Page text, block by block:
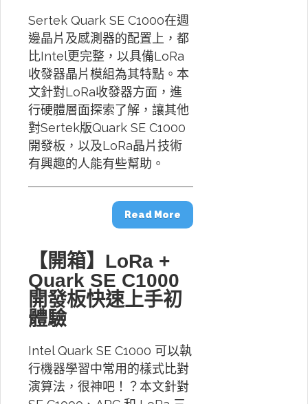
Sertek Quark SE C1000在週
邊晶片及感測器的配置上，都
比Intel更完整，以具備LoRa
收發器晶片模組為其特點。本
文針對LoRa收發器方面，進
行硬體層面探索了解，讓其他
對Sertek版Quark SE C1000
開發板，以及LoRa晶片技術
有興趣的人能有些幫助。
Read More
【開箱】LoRa +
Quark SE C1000
開發板快速上手初
體驗
Intel Quark SE C1000 可以執
行機器學習中常用的樣式比對
演算法，很神吧！？本文針對